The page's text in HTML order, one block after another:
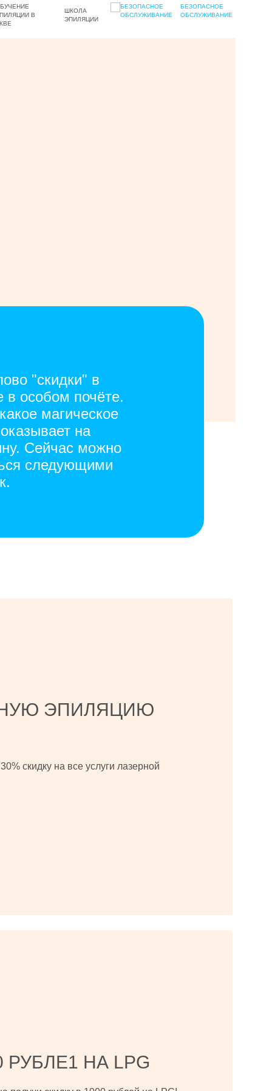
ШКОЛА
ЭПИЛЯЦИИ
БЕЗОПАСНОЕ
ОБСЛУЖИВАНИЕ
"скидки" в
особом почёте.
магическое
на
Сейчас можно
следующими
ЭПИЛЯЦИЮ
скидку на все услуги лазерной
НА LPG